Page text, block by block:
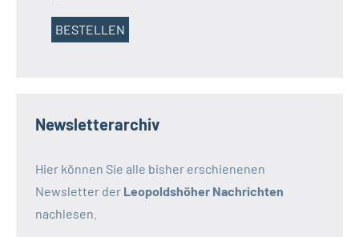
Newsletterarchiv
Hier können Sie alle bisher erschienenen
Newsletter der Leopoldshöher Nachrichten
nachlesen.